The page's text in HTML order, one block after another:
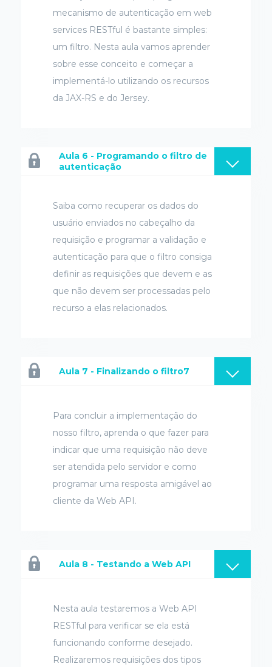
mecanismo de autenticação em web
services RESTful é bastante simples:
um filtro. Nesta aula vamos aprender
sobre esse conceito e começar a
implementá-lo utilizando os recursos
da JAX-RS e do Jersey.
Aula 6 - Programando o filtro de
autenticação
Saiba como recuperar os dados do
usuário enviados no cabeçalho da
requisição e programar a validação e
autenticação para que o filtro consiga
definir as requisições que devem e as
que não devem ser processadas pelo
recurso a elas relacionados.
Aula 7 - Finalizando o filtro7
Para concluir a implementação do
nosso filtro, aprenda o que fazer para
indicar que uma requisição não deve
ser atendida pelo servidor e como
programar uma resposta amigável ao
cliente da Web API.
Aula 8 - Testando a Web API
Nesta aula testaremos a Web API
RESTful para verificar se ela está
funcionando conforme desejado.
Realizaremos requisições dos tipos